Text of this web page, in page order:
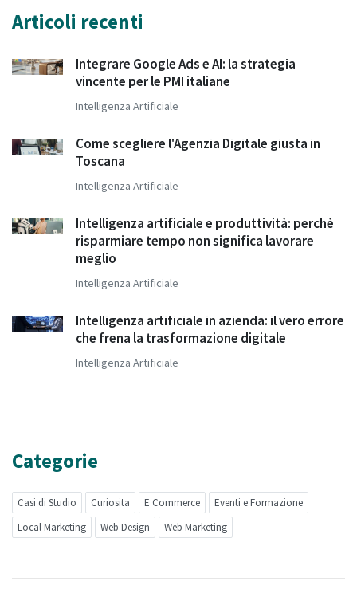
Articoli recenti
Integrare Google Ads e AI: la strategia
vincente per le PMI italiane
Intelligenza Artificiale
Come scegliere l'Agenzia Digitale giusta in
Toscana
Intelligenza Artificiale
Intelligenza artificiale e produttività: perché
risparmiare tempo non significa lavorare
meglio
Intelligenza Artificiale
Intelligenza artificiale in azienda: il vero errore
che frena la trasformazione digitale
Intelligenza Artificiale
Categorie
Casi di Studio Curiosita E Commerce
Eventi e Formazione
Local Marketing
Web Design Web Marketing